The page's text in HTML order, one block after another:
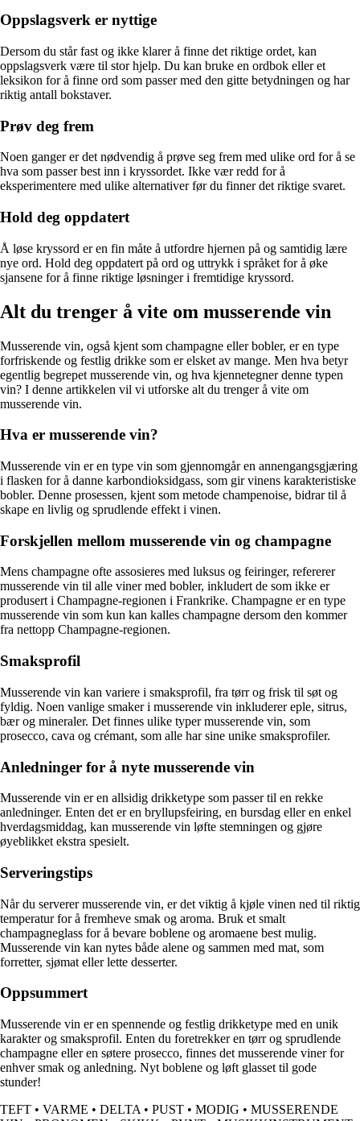
Oppslagsverk er nyttige
Dersom du står fast og ikke klarer å finne det riktige ordet, kan
oppslagsverk være til stor hjelp. Du kan bruke en ordbok eller et
leksikon for å finne ord som passer med den gitte betydningen og har
riktig antall bokstaver.
Prøv deg frem
Noen ganger er det nødvendig å prøve seg frem med ulike ord for å se
hva som passer best inn i kryssordet. Ikke vær redd for å
eksperimentere med ulike alternativer før du finner det riktige svaret.
Hold deg oppdatert
Å løse kryssord er en fin måte å utfordre hjernen på og samtidig lære
nye ord. Hold deg oppdatert på ord og uttrykk i språket for å øke
sjansene for å finne riktige løsninger i fremtidige kryssord.
Alt du trenger å vite om musserende vin
Musserende vin, også kjent som champagne eller bobler, er en type
forfriskende og festlig drikke som er elsket av mange. Men hva betyr
egentlig begrepet musserende vin, og hva kjennetegner denne typen
vin? I denne artikkelen vil vi utforske alt du trenger å vite om
musserende vin.
Hva er musserende vin?
Musserende vin er en type vin som gjennomgår en annengangsgjæring
i flasken for å danne karbondioksidgass, som gir vinens karakteristiske
bobler. Denne prosessen, kjent som metode champenoise, bidrar til å
skape en livlig og sprudlende effekt i vinen.
Forskjellen mellom musserende vin og champagne
Mens champagne ofte assosieres med luksus og feiringer, refererer
musserende vin til alle viner med bobler, inkludert de som ikke er
produsert i Champagne-regionen i Frankrike. Champagne er en type
musserende vin som kun kan kalles champagne dersom den kommer
fra nettopp Champagne-regionen.
Smaksprofil
Musserende vin kan variere i smaksprofil, fra tørr og frisk til søt og
fyldig. Noen vanlige smaker i musserende vin inkluderer eple, sitrus,
bær og mineraler. Det finnes ulike typer musserende vin, som
prosecco, cava og crémant, som alle har sine unike smaksprofiler.
Anledninger for å nyte musserende vin
Musserende vin er en allsidig drikketype som passer til en rekke
anledninger. Enten det er en bryllupsfeiring, en bursdag eller en enkel
hverdagsmiddag, kan musserende vin løfte stemningen og gjøre
øyeblikket ekstra spesielt.
Serveringstips
Når du serverer musserende vin, er det viktig å kjøle vinen ned til riktig
temperatur for å fremheve smak og aroma. Bruk et smalt
champagneglass for å bevare boblene og aromaene best mulig.
Musserende vin kan nytes både alene og sammen med mat, som
forretter, sjømat eller lette desserter.
Oppsummert
Musserende vin er en spennende og festlig drikketype med en unik
karakter og smaksprofil. Enten du foretrekker en tørr og sprudlende
champagne eller en søtere prosecco, finnes det musserende viner for
enhver smak og anledning. Nyt boblene og løft glasset til gode
stunder!
TEFT • VARME • DELTA • PUST • MODIG • MUSSERENDE